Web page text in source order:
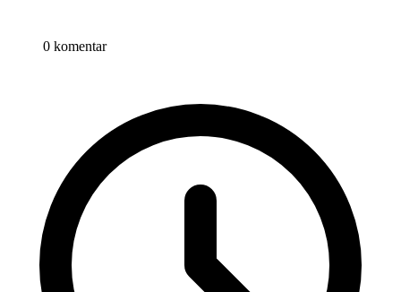
0 komentar